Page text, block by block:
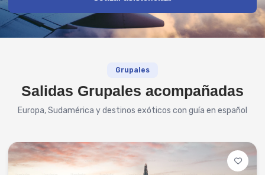
Grupales
Salidas Grupales acompañadas
Europa, Sudamérica y destinos exóticos con guía en español